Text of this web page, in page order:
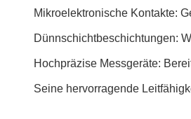
Mikroelektronische Kontakte:
Dünnschichtbeschichtungen:
Hochpräzise Messgeräte:
Seine hervorragende